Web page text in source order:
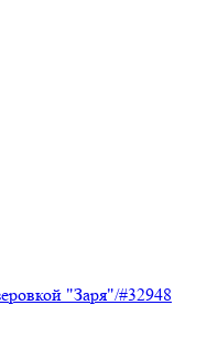
"Заря"/#32948